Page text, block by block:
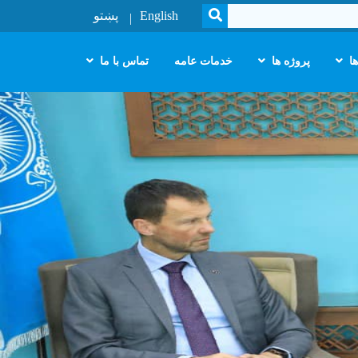
SEARCH
English پښتو
پروژه ها خدمات عامه تماس با ما